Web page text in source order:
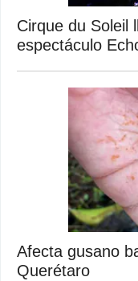
Cirque du Soleil
espectáculo
Afecta gusano
Querétaro